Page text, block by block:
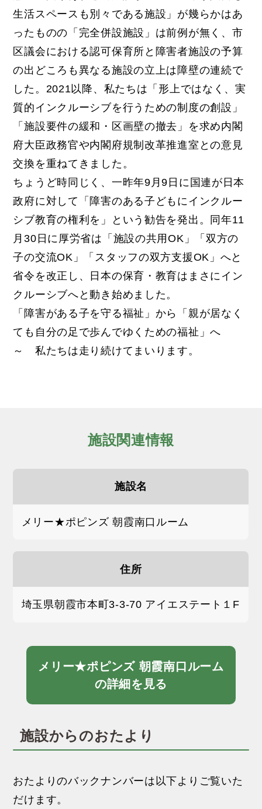
生活スペースも 別々である施設」が幾らかはあ
ったものの「完全併設施設」 は前例が無く、 市
区議会における認可保育所と障害者施設の予算
の出どころも異な る施設の立上は障壁の連続で
した。2021以降、私たちは「 形上ではなく、実
質的インクルーシブを行うための制度の創設」
「施設要件の緩和・区画壁の撤去」
を求め内閣
府大臣政務官や内閣府規制改革推進室との意見
交換を重ねてきました。
ちょうど時同じく、一昨年9月9日に国連が日本
政府に対して「 障害のある子どもにインクルー
シブ教育の権利を」
という勧告を発出。同年11
月30日に厚労省は「 施設の共用OK」「双方の
子の交流OK」「 スタッフの双方支援OK」へと
省令を改正し、日本の保育・ 教育はまさにイン
クルーシブへと動き始めました。
「障害がある子を守る福祉」から「 親が居なく
ても自分の足で歩んでゆくための福祉」へ
～ 私たちは走り続けてまいります。
施設関連情報
施設名
メリー★ポピンズ 朝霞南口ルーム
住所
埼玉県朝霞市本町3-3-70 アイエステート１F
メリー★ポピンズ 朝霞南口ルーム
の詳細を見る
施設からのおたより
おたよりのバックナンバーは以下よりご覧いた
だけます。